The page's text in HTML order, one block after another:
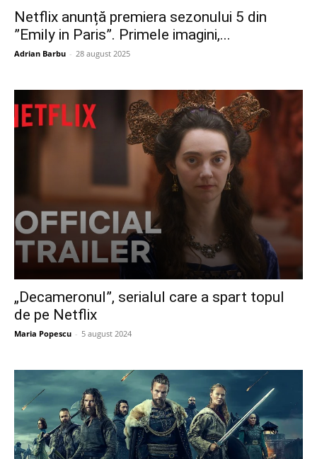
Netflix anunță premiera sezonului 5 din
”Emily in Paris”. Primele imagini,...
Adrian Barbu - 28 august 2025
„Decameronul”, serialul care a spart topul
de pe Netflix
Maria Popescu - 5 august 2024